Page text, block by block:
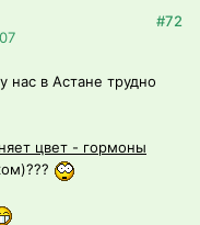
#72
нас в Астане трудно
цвет - гормоны